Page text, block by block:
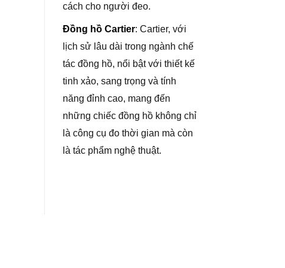
cách cho người đeo.
Đồng hồ Cartier: Cartier, với
lịch sử lâu dài trong ngành chế
tác đồng hồ, nổi bật với thiết kế
tinh xảo, sang trọng và tính
năng đỉnh cao, mang đến
những chiếc đồng hồ không chỉ
là công cụ đo thời gian mà còn
là tác phẩm nghệ thuật.